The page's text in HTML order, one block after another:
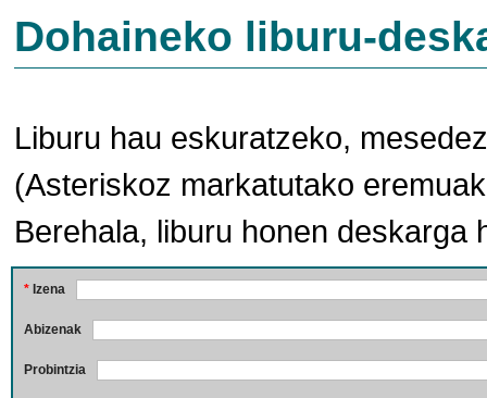
Dohaineko liburu-
Liburu hau eskuratzeko,
(Asteriskoz markatutako
Berehala, liburu honen deskarga
* Izena
Abizenak
Probintzia